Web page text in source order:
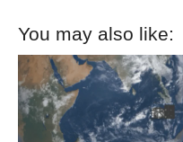
You may also like: